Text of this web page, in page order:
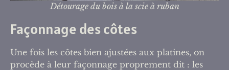
Détourage du bois à la scie à ruban
Façonnage des côtes
Une fois les côtes bien ajustées aux platines, on
procède à leur façonnage proprement dit : les